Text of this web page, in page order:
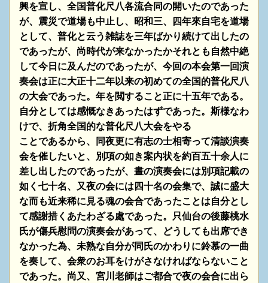
興を宣し、全国普化尺八各流合同の開いたのであった
が、震災で道場も中止し、昭和三、四年來自宅を道場
として、普化と云う雑誌を三年ばかり続けて出したの
であったが、尚時代が来なかったかそれとも自然中絶
して今日に及んだのであったが、 今回の本会第一回演
奏会は正に大正十二年以来の初めての全国的普化尺八
の大会であった。年を閲すること正に十五年である。
自分としては感慨なきあったはずであった。斯様なわ
けで、折角全国的な普化尺八大会をやる
ことであるから、同夜更に有志の士相寄って清談演奏
会を催したいと、別項の如き案内状を約百五十余人に
差し出したのであったが、晝の演奏会には別項記載の
如く七十名、又夜の会には四十名の会集で、誠に盛大
な而も近来稀に見る魂の会合であったことは自分とし
て感謝措くあたわざる處であった。只仙台の後藤桃水
氏が傷兵慰問の演奏会があって、どうしても出席でき
なかった為、未熟な自分が同氏のかわりに鈴慕の一曲
を奏して、 会衆のお耳をけがさなければならないこと
であった。尚又、宮川老師はご都合で夜の会合に出ら